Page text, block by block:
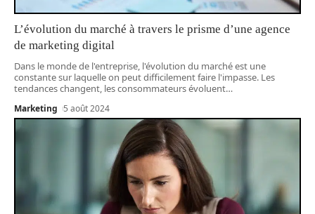
L’évolution du marché à travers le prisme d’une agence
de marketing digital
Dans le monde de l'entreprise, l'évolution du marché est une
constante sur laquelle on peut difficilement faire l'impasse. Les
tendances changent, les consommateurs évoluent…
Marketing 5 août 2024